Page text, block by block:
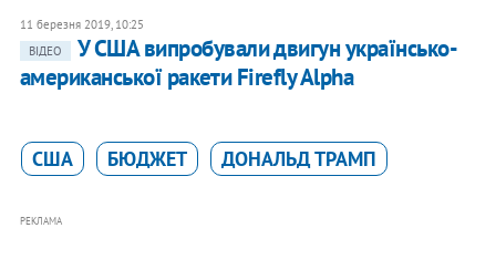
11 березня 2019, 10:25
ВІДЕО
У США випробували двигун українсько-
американської ракети Firefly Alpha
США БЮДЖЕТ ДОНАЛЬД ТРАМП
РЕКЛАМА